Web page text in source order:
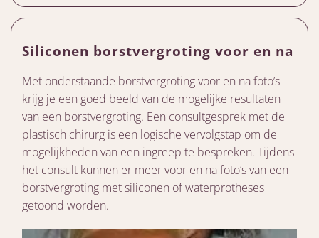
Siliconen borstvergroting voor en na
Met onderstaande borstvergroting voor en na foto’s
krijg je een goed beeld van de mogelijke resultaten
van een borstvergroting. Een consultgesprek met de
plastisch chirurg is een logische vervolgstap om de
mogelijkheden van een ingreep te bespreken. Tijdens
het consult kunnen er meer voor en na foto’s van een
borstvergroting met siliconen of waterprotheses
getoond worden.